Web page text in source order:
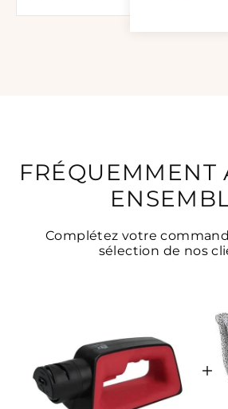
FRÉQUEMMENT
Complétez votre
sélection de nos